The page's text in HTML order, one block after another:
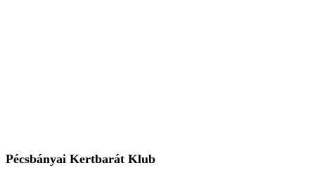
Pécsbányai Kertbarát Klub